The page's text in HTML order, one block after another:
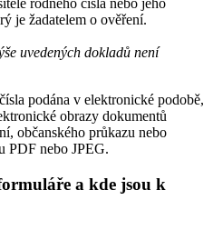
rodného čísla nebo jeho
je žadatelem o ověření.
uvedených dokladů není
podána v elektronické podobě,
obrazy dokumentů
občanského průkazu nebo
PDF nebo JPEG.
a kde jsou k